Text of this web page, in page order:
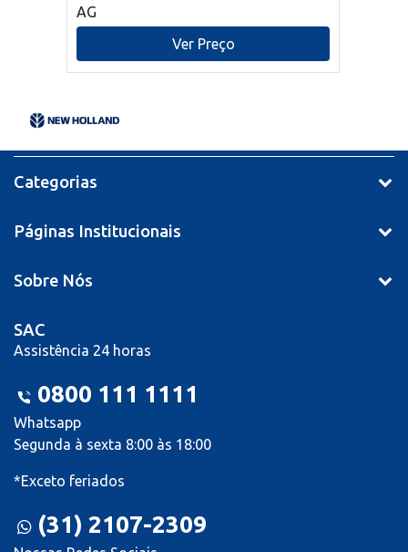
AG
Ver Preço
Categorias
Páginas Institucionais
Sobre Nós
SAC
Assistência 24 horas
0800 111 1111
Whatsapp
Segunda à sexta 8:00 às 18:00
*Exceto feriados
(31) 2107-2309